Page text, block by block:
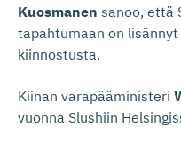
Kuosmanen sanoo, että
tapahtumaan on
kiinnostusta.
Kiinan varapääministeri
vuonna Slushiin